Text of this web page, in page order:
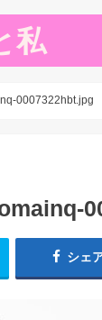
私
0007322hbt.jpg
シェ